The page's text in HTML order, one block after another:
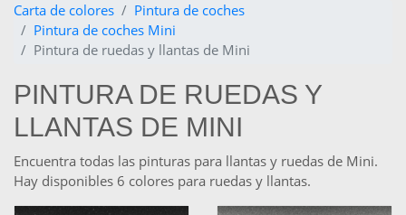
Carta de colores
Pintura de coches
Pintura de coches Mini
Pintura de ruedas y llantas de Mini
PINTURA DE RUEDAS Y
LLANTAS DE MINI
Encuentra todas las pinturas para llantas y ruedas de Mini.
Hay disponibles 6 colores para ruedas y llantas.